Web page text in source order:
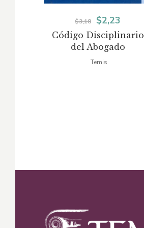
Código Disciplinario
del Abogado
$3,18
El
precio
original
$2,23
precio
Temis